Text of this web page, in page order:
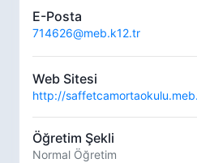
E-Posta
714626@meb.k12.tr
Web Sitesi
http://
Öğretim Şekli
Normal Öğretim